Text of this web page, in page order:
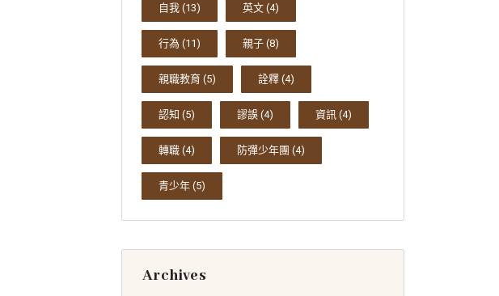
自我 (13) 英文 (4)
行為 (11) 親子 (8)
親職教育 (5) 詮釋 (4)
認知 (5) 謬誤 (4) 資訊 (4)
轉職 (4) 防彈少年團 (4)
青少年 (5)
Archives